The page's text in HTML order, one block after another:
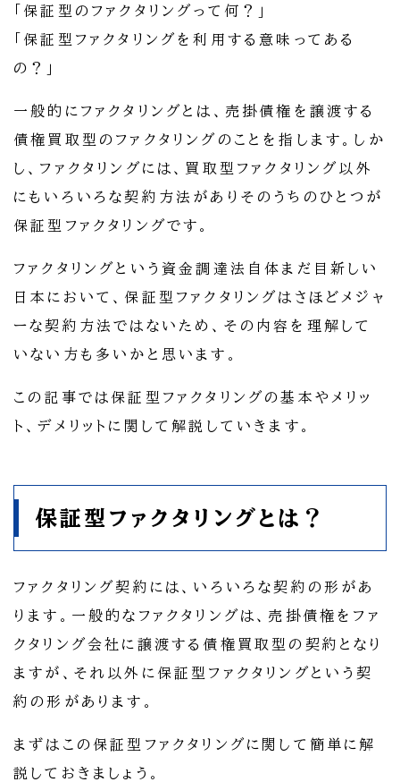
「保証型のファクタリングって何？」
「保証型ファクタリングを利用する意味ってある
の？」
一般的にファクタリングとは、売掛債権を譲渡する
債権買取型のファクタリングのことを指します。しか
し、ファクタリングには、買取型ファクタリング以外
にもいろいろな契約方法がありそのうちのひとつが
保証型ファクタリングです。
ファクタリングという資金調達法自体まだ目新しい
日本において、保証型ファクタリングはさほどメジャ
ーな契約方法ではないため、その内容を理解して
いない方も多いかと思います。
この記事では保証型ファクタリングの基本やメリッ
ト、デメリットに関して解説していきます。
保証型ファクタリングとは？
ファクタリング契約には、いろいろな契約の形があ
ります。一般的なファクタリングは、売掛債権をファ
クタリング会社に譲渡する債権買取型の契約となり
ますが、それ以外に保証型ファクタリングという契
約の形があります。
まずはこの保証型ファクタリングに関して簡単に解
説しておきましょう。